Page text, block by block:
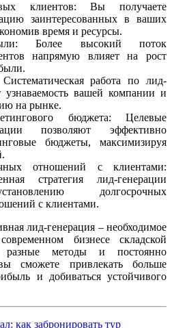
клиентов: Вы получаете
заинтересованных в ваших
время и ресурсы.
Более высокий поток
напрямую влияет на рост
работа по лид-
узнаваемость вашей компании и
на рынке.
бюджета: Целевые
позволяют эффективно
бюджеты, максимизируя
отношений с клиентами:
стратегия лид-генерации
долгосрочных
с клиентами.
лид-генерация – необходимое
бизнесе складской
разные методы и постоянно
сможете привлекать больше
и добиваться устойчивого
как забронировать тур